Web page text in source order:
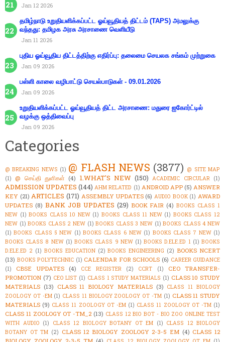
Jan 12 2026
தமிழ்நாடு உறுதியளிக்கப்பட்ட ஓய்வூதியத் திட்டம் (TAPS) அமலுக்கு
வந்தது: தமிழக அரசு அரசாணை வெளியீடு
Jan 11 2026
புதிய ஓய்வூதிய திட்டத்திற்கு எதிர்ப்பு: தலைமை செயலக சங்கம் முற்றுகை
Jan 09 2026
பள்ளி காலை வழிபாட்டு செயல்பாடுகள் - 09.01.2026
Jan 09 2026
உறுதியளிக்கப்பட்ட ஓய்வூதியத் திட்ட அரசாணை: மதுரை ஐகோர்ட்டில்
வழக்கு ஒத்திவைப்பு
Jan 09 2026
Categories
@ BREAKING NEWS (1) @ FLASH NEWS (3877) @ SITE MAP
(1) @ செய்தி துளிகள் (4) 1.WHAT'S NEW (150) ACADEMIC CIRCULAR (1)
ADMISSION UPDATES (144) AHM RELATED (1) ANDROID APP (5) ANSWER
KEY (21) ARTICLES (171) ASSEMBLY UPDATES (6) AUDIO BOOK (1) AWARD
UPDATES (8) BANK JOB UPDATES (29) BOOK FAIR (4) BOOKS CLASS 1
NEW (1) BOOKS CLASS 10 NEW (1) BOOKS CLASS 11 NEW (1) BOOKS CLASS 12
NEW (1) BOOKS CLASS 2 NEW (1) BOOKS CLASS 3 NEW (1) BOOKS CLASS 4 NEW
(1) BOOKS CLASS 5 NEW (1) BOOKS CLASS 6 NEW (1) BOOKS CLASS 7 NEW (1)
BOOKS CLASS 8 NEW (1) BOOKS CLASS 9 NEW (1) BOOKS D.ELE.ED 1 (1) BOOKS
D.ELE.ED 2 (1) BOOKS EDUCATION (2) BOOKS ENGINEERING (2) BOOKS NCERT
(13) BOOKS POLYTECHNIC (1) CALENDAR FOR SCHOOLS (6) CAREER GUIDANCE
(1)
CBSE UPDATES (4) CCE REGISTER (2) CCRT (1)
CEO TRANSFER-
PROMOTION (7) CEO LIST (1) CLASS 1 STUDY MATERIALS (1) CLASS 10 STUDY
MATERIALS (13) CLASS 11 BIOLOGY MATERIALS (3) CLASS 11 BIOLOGY
ZOOLOGY OT -EM (1) CLASS 11 BIOLOGY ZOOLOGY OT -TM (1) CLASS 11 STUDY
MATERIALS (9) CLASS 11 ZOOLOGY OT -EM (1) CLASS 11 ZOOLOGY OT -TM (1)
CLASS 11 ZOOLOGY OT -TM_2 (13) CLASS 12 BIO BOT - BIO ZOO ONLINE TEST
WITH AUDIO (1) CLASS 12 BIOLOGY BOTANY OT EM (1) CLASS 12 BIOLOGY
BOTANY OT TM (2) CLASS 12 BIOLOGY ZOOLOGY 2-3-5 EM (4) CLASS 12